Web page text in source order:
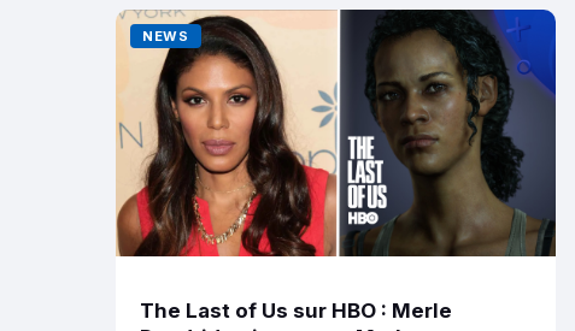
NEWS
The Last of Us sur HBO : Merle